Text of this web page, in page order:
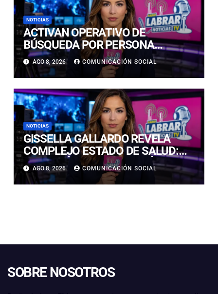
NOTICIAS
ACTIVAN OPERATIVO DE
BÚSQUEDA POR PERSONA
DESAPARECIDA EN PLAYA
CALDERILLA
AGO 8, 2026 COMUNICACIÓN SOCIAL
NOTICIAS
GISSELLA GALLARDO REVELA
COMPLEJO ESTADO DE SALUD:
“ME TENÍAN MAL HACE DÍAS”
AGO 8, 2026 COMUNICACIÓN SOCIAL
SOBRE NOSOTROS